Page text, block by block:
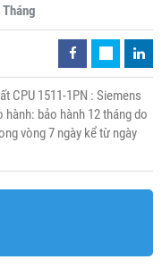
CPU 1511-1PN : Siemens
bảo hành 12 tháng do
vòng 7 ngày kể từ ngày